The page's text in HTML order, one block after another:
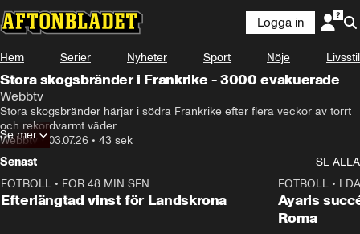
Logga in
Hem Serier Nyheter Sport Nöje Livsstil
Stora skogsbränder i Frankrike - 3000 evakuerade
Webbtv
Stora skogsbränder härjar i södra Frankrike efter flera veckor av torrt
Webbtv • 03.07.26 • 43 sek
Se mer
Senast
SE ALLA
FOTBOLL • FÖR 48 MIN SEN
Efterlängtad vinst för Landskrona
FOTBOLL• I
Ayaris
Roma